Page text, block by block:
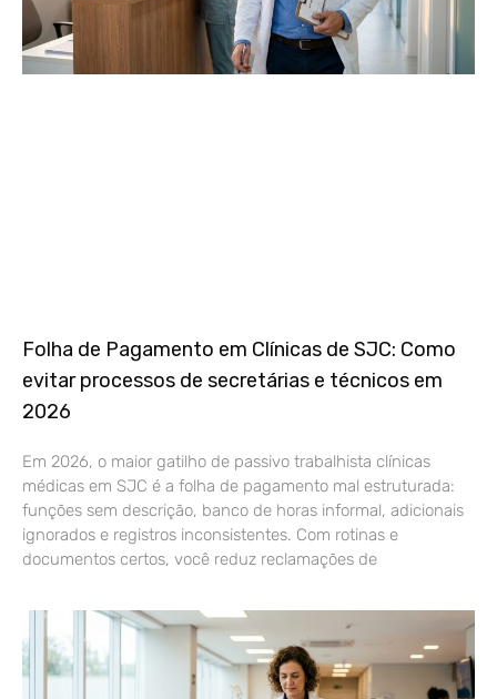
Folha de Pagamento em Clínicas de SJC: Como
evitar processos de secretárias e técnicos em
2026
Em 2026, o maior gatilho de passivo trabalhista clínicas
médicas em SJC é a folha de pagamento mal estruturada:
funções sem descrição, banco de horas informal, adicionais
ignorados e registros inconsistentes. Com rotinas e
documentos certos, você reduz reclamações de